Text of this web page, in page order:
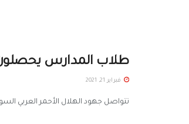
طلاب المدارس يحصلون
فبراير 21, 2021
تتواصل جهود الهلال الأحمر العربي